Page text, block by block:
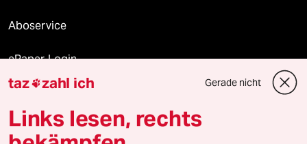
Aboservice
ePaper Login
Downloads für Abonnierende
taz zahl ich Gerade nicht
Links lesen, rechts